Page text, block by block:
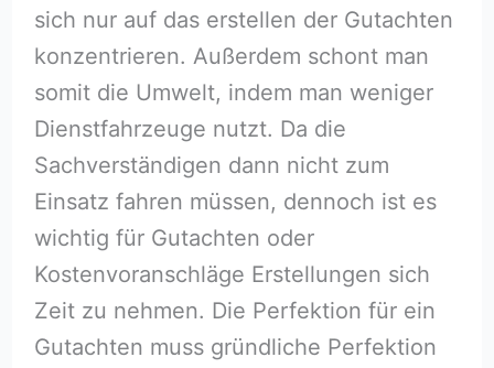
sich nur auf das erstellen der Gutachten
konzentrieren. Außerdem schont man
somit die Umwelt, indem man weniger
Dienstfahrzeuge nutzt. Da die
Sachverständigen dann nicht zum
Einsatz fahren müssen, dennoch ist es
wichtig für Gutachten oder
Kostenvoranschläge Erstellungen sich
Zeit zu nehmen. Die Perfektion für ein
Gutachten muss gründliche Perfektion